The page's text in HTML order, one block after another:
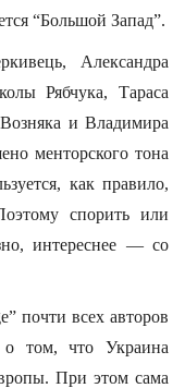
“Большой Запад”.
Александра
Рябчука, Тараса
и Владимира
менторского тона
как правило,
спорить или
интереснее — со
почти всех авторов
том, что Украина
При этом сама